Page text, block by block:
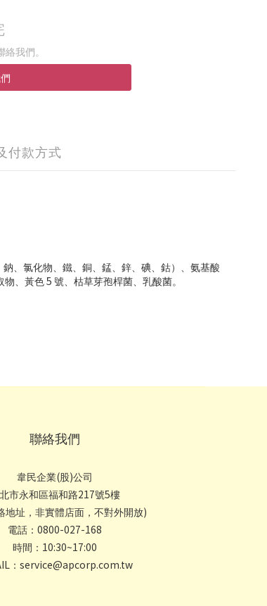
我們。
付款方式
、氯化物、鐵、銅、錳、鋅、碘、鈷）、氨基酸
、黃色 5 號、枯草芽孢桿菌、乳酸菌。
聯絡我們
韋民企業(股)公司
市永和區福和路217號5樓
地址，非實體店面，不對外開放)
電話：0800-027-168
時間：10:30~17:00
：service@apcorp.com.tw